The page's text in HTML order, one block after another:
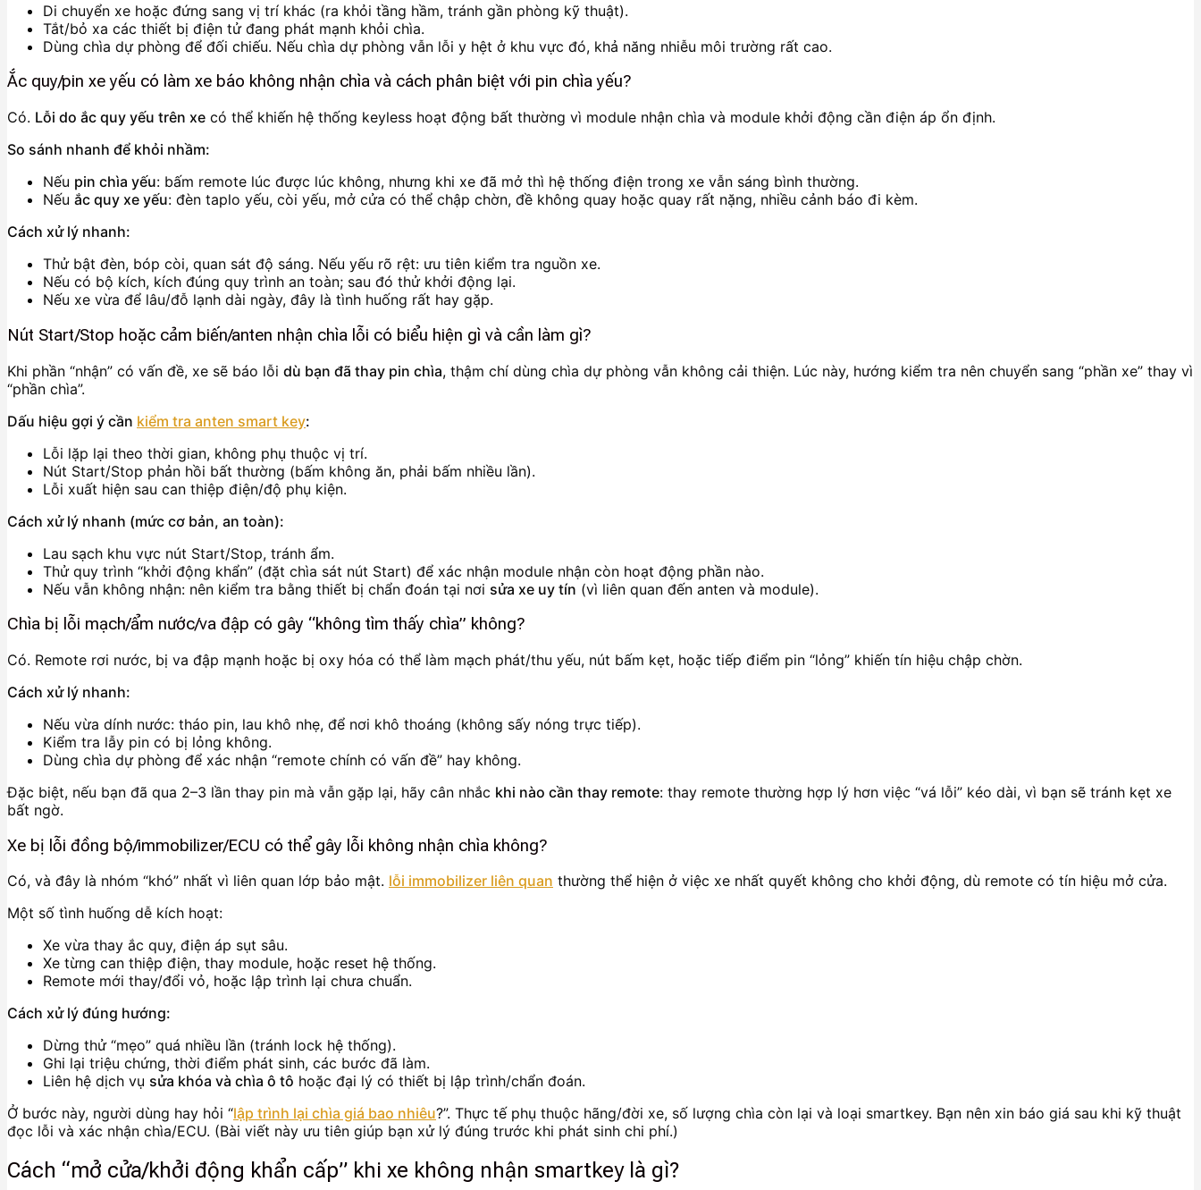
Di chuyển xe hoặc đứng sang vị trí khác (ra khỏi tầng hầm, tránh gần phòng kỹ thuật).
Tắt/bỏ xa các thiết bị điện tử đang phát mạnh khỏi chìa.
Dùng chìa dự phòng để đối chiếu. Nếu chìa dự phòng vẫn lỗi y hệt ở khu vực đó, khả năng nhiễu môi trường rất cao.
Ắc quy/pin xe yếu có làm xe báo không nhận chìa và cách phân biệt với pin chìa yếu?
Có. Lỗi do ắc quy yếu trên xe có thể khiến hệ thống keyless hoạt động bất thường vì module nhận chìa và module khởi động cần điện áp ổn định.
So sánh nhanh để khỏi nhầm:
Nếu pin chìa yếu: bấm remote lúc được lúc không, nhưng khi xe đã mở thì hệ thống điện trong xe vẫn sáng bình thường.
Nếu ắc quy xe yếu: đèn taplo yếu, còi yếu, mở cửa có thể chập chờn, đề không quay hoặc quay rất nặng, nhiều cảnh báo đi kèm.
Cách xử lý nhanh:
Thử bật đèn, bóp còi, quan sát độ sáng. Nếu yếu rõ rệt: ưu tiên kiểm tra nguồn xe.
Nếu có bộ kích, kích đúng quy trình an toàn; sau đó thử khởi động lại.
Nếu xe vừa để lâu/đỗ lạnh dài ngày, đây là tình huống rất hay gặp.
Nút Start/Stop hoặc cảm biến/anten nhận chìa lỗi có biểu hiện gì và cần làm gì?
Khi phần “nhận” có vấn đề, xe sẽ báo lỗi dù bạn đã thay pin chìa, thậm chí dùng chìa dự phòng vẫn không cải thiện. Lúc này, hướng kiểm tra nên chuyển sang “phần xe” thay vì
“phần chìa”.
Dấu hiệu gợi ý cần kiểm tra anten smart key:
Lỗi lặp lại theo thời gian, không phụ thuộc vị trí.
Nút Start/Stop phản hồi bất thường (bấm không ăn, phải bấm nhiều lần).
Lỗi xuất hiện sau can thiệp điện/độ phụ kiện.
Cách xử lý nhanh (mức cơ bản, an toàn):
Lau sạch khu vực nút Start/Stop, tránh ẩm.
Thử quy trình “khởi động khẩn” (đặt chìa sát nút Start) để xác nhận module nhận còn hoạt động phần nào.
Nếu vẫn không nhận: nên kiểm tra bằng thiết bị chẩn đoán tại nơi sửa xe uy tín (vì liên quan đến anten và module).
Chìa bị lỗi mạch/ẩm nước/va đập có gây “không tìm thấy chìa” không?
Có. Remote rơi nước, bị va đập mạnh hoặc bị oxy hóa có thể làm mạch phát/thu yếu, nút bấm kẹt, hoặc tiếp điểm pin “lỏng” khiến tín hiệu chập chờn.
Cách xử lý nhanh:
Nếu vừa dính nước: tháo pin, lau khô nhẹ, để nơi khô thoáng (không sấy nóng trực tiếp).
Kiểm tra lẫy pin có bị lỏng không.
Dùng chìa dự phòng để xác nhận “remote chính có vấn đề” hay không.
Đặc biệt, nếu bạn đã qua 2–3 lần thay pin mà vẫn gặp lại, hãy cân nhắc khi nào cần thay remote: thay remote thường hợp lý hơn việc “vá lỗi” kéo dài, vì bạn sẽ tránh kẹt xe
bất ngờ.
Xe bị lỗi đồng bộ/immobilizer/ECU có thể gây lỗi không nhận chìa không?
Có, và đây là nhóm “khó” nhất vì liên quan lớp bảo mật. lỗi immobilizer liên quan thường thể hiện ở việc xe nhất quyết không cho khởi động, dù remote có tín hiệu mở cửa.
Một số tình huống dễ kích hoạt:
Xe vừa thay ắc quy, điện áp sụt sâu.
Xe từng can thiệp điện, thay module, hoặc reset hệ thống.
Remote mới thay/đổi vỏ, hoặc lập trình lại chưa chuẩn.
Cách xử lý đúng hướng:
Dừng thử “mẹo” quá nhiều lần (tránh lock hệ thống).
Ghi lại triệu chứng, thời điểm phát sinh, các bước đã làm.
Liên hệ dịch vụ sửa khóa và chìa ô tô hoặc đại lý có thiết bị lập trình/chẩn đoán.
Ở bước này, người dùng hay hỏi “lập trình lại chìa giá bao nhiêu?”. Thực tế phụ thuộc hãng/đời xe, số lượng chìa còn lại và loại smartkey. Bạn nên xin báo giá sau khi kỹ thuật
đọc lỗi và xác nhận chìa/ECU. (Bài viết này ưu tiên giúp bạn xử lý đúng trước khi phát sinh chi phí.)
Cách “mở cửa/khởi động khẩn cấp” khi xe không nhận smartkey là gì?